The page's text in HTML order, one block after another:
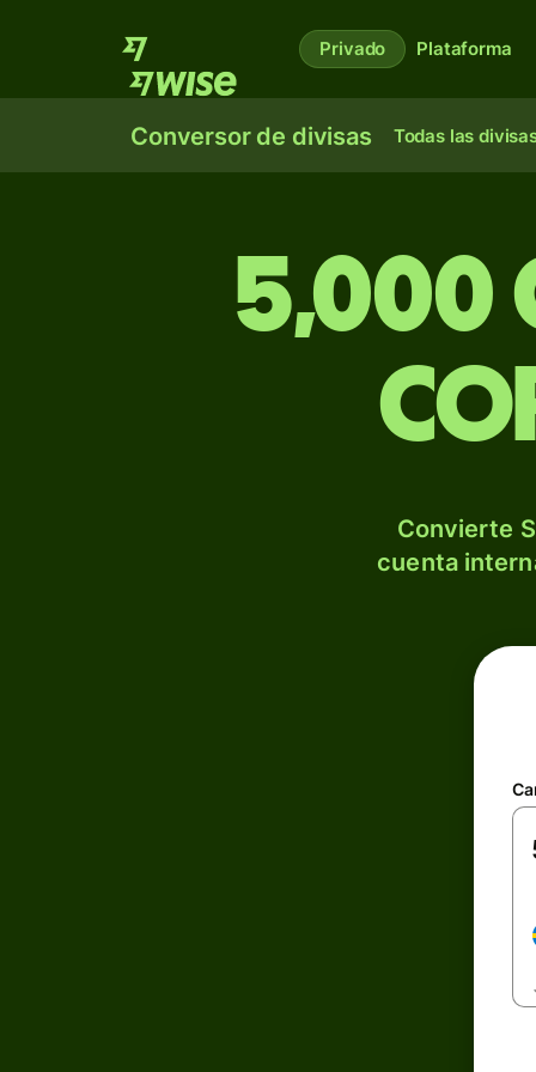
Privado Plataforma
Conversor de divisas Todas las
5,000
Convierte
cuenta